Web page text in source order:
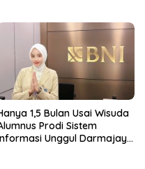
1,5 Bulan Usai Wisuda
Prodi Sistem
Unggul Darmajaya